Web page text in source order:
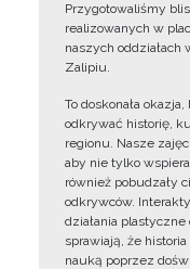
Przygotowaliśmy
realizowanych w
naszych oddziałach
Zalipiu.
To doskonała
odkrywać historię,
regionu. Nasze
aby nie tylko
również pobudzały
odkrywców.
działania
sprawiają, że
nauką poprzez